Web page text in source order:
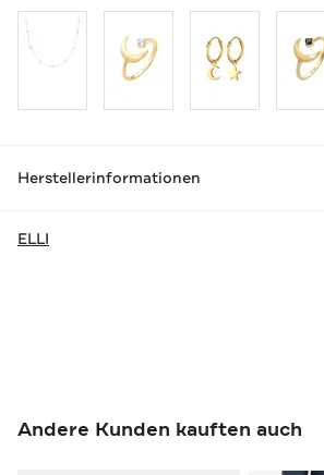
Herstellerinformationen
ELLI
Andere Kunden kauften auch